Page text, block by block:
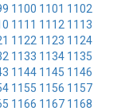
1100 1101 1102
1111 1112 1113
1122 1123 1124
1133 1134 1135
1144 1145 1146
1155 1156 1157
1166 1167 1168